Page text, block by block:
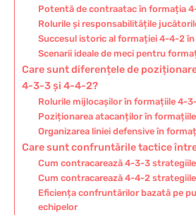
Potentă de contraatac în formația
Rolurile și responsabilitățile
Succesul istoric al formației 4-4-2
Scenarii ideale de meci pentru
Care sunt diferențele de
4-3-3 și 4-4-2?
Rolurile mijlocașilor în formațiile 4-
Poziționarea atacanților în
Organizarea liniei defensive în
Care sunt confruntările tactice
Cum contracarează 4-3-3
Cum contracarează 4-4-2
Eficiența confruntărilor bazată pe
echipelor